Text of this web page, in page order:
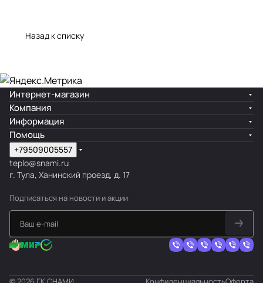
Назад к списку
Интернет-магазин
Компания
Информация
Помощь
+79509005557
teplo@snami.ru
г. Тула, Ханинский проезд, д. 17
Подписаться на новости и акции